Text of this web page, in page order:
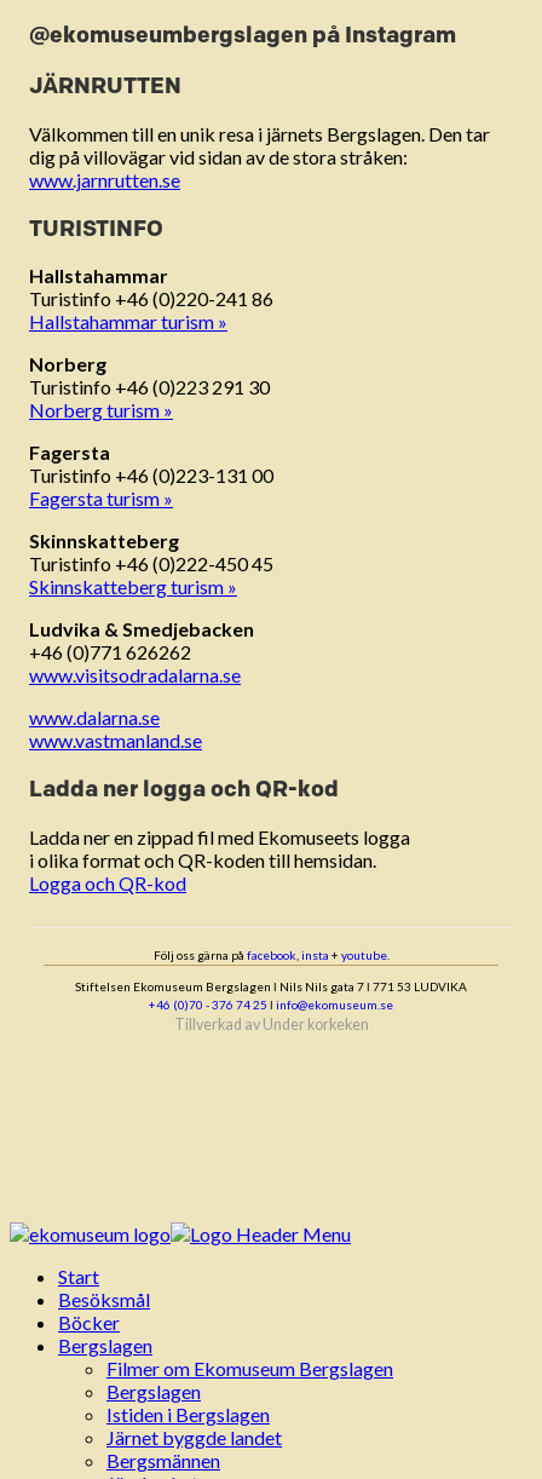
@ekomuseumbergslagen på Instagram
JÄRNRUTTEN
Välkommen till en unik resa i järnets Bergslagen. Den tar
dig på villovägar vid sidan av de stora stråken:
www.jarnrutten.se
TURISTINFO
Hallstahammar
Turistinfo +46 (0)220-241 86
Hallstahammar turism »
Norberg
Turistinfo +46 (0)223 291 30
Norberg turism »
Fagersta
Turistinfo +46 (0)223-131 00
Fagersta turism »
Skinnskatteberg
Turistinfo +46 (0)222-450 45
Skinnskatteberg turism »
Ludvika & Smedjebacken
+46 (0)771 626262
www.visitsodradalarna.se
www.dalarna.se
www.vastmanland.se
Ladda ner logga och QR-kod
Ladda ner en zippad fil med Ekomuseets logga
i olika format och QR-koden till hemsidan.
Logga och QR-kod
Följ oss gärna på facebook insta + youtube.
Stiftelsen Ekomuseum Bergslagen ǀ Nils Nils gata 7 ǀ 771 53 LUDVIKA
+46 (0)70 - 376 74 25 ǀ info@ekomuseum.se
Tillverkad av Under korkeken
Start
Besöksmål
Böcker
Bergslagen
Filmer om Ekomuseum Bergslagen
Bergslagen
Istiden i Bergslagen
Järnet byggde landet
Bergsmännen